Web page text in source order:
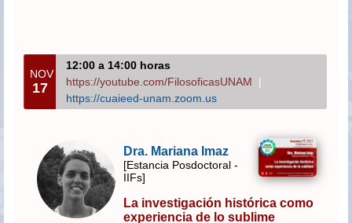
NOV
17
12:00 a 14:00 horas
https://youtube.com/FilosoficasUNAM
|
https://cuaieed-unam.zoom.us
Dra. Mariana Imaz
[Estancia Posdoctoral -
IIFs]
La investigación histórica como
experiencia de lo sublime